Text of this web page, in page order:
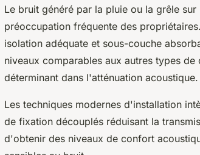
Le bruit généré par la pluie ou la grêle
préoccupation fréquente des
isolation adéquate et sous-couche
niveaux comparables aux autres types
déterminant dans l'atténuation acoustique.
Les techniques modernes d'installation
de fixation découplés réduisant la
d'obtenir des niveaux de confort